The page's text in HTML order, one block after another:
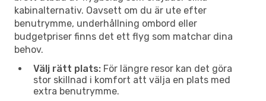
kabinalternativ. Oavsett om du är ute efter
benutrymme, underhållning ombord eller
budgetpriser finns det ett flyg som matchar dina
behov.
Välj rätt plats: För längre resor kan det göra
stor skillnad i komfort att välja en plats med
extra benutrymme.